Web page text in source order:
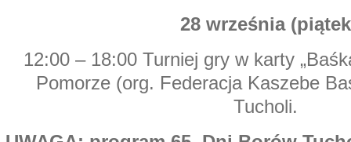
28 września
12:00 – 18:00 Turniej gry w karty
Pomorze (org. Federacja Kaszebe
Tucholi.